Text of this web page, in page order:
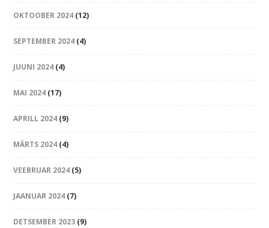
OKTOOBER 2024 (12)
SEPTEMBER 2024 (4)
JUUNI 2024 (4)
MAI 2024 (17)
APRILL 2024 (9)
MÄRTS 2024 (4)
VEEBRUAR 2024 (5)
JAANUAR 2024 (7)
DETSEMBER 2023 (9)